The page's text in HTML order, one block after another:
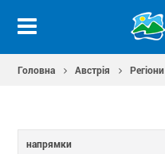
Головна Австрія Регіони
напрямки